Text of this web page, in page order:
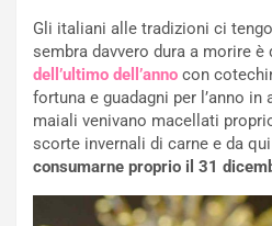
Gli italiani alle tradizioni ci
sembra davvero dura a morire è
dell’ultimo dell’anno con
fortuna e guadagni per l’anno
maiali venivano macellati
scorte invernali di carne e da
consumarne proprio il 31